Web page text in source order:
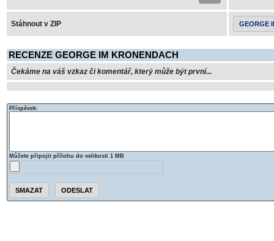
Stáhnout v ZIP GEORGE
RECENZE GEORGE IM KRONENDACH
Čekáme na váš vzkaz či komentář, který může být první...
Příspěvek:
Můžete připojit přílohu do velikosti 1 MB